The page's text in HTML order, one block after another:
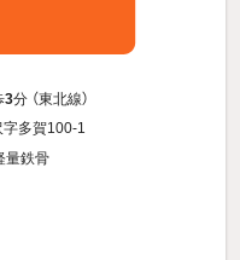
3分 （東北線）
多賀100-1
量鉄骨